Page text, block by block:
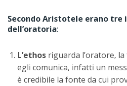
Secondo Aristotele erano tre
dell’oratoria:
L’ethos riguarda l’oratore,
egli comunica, infatti un
è credibile la fonte da cui